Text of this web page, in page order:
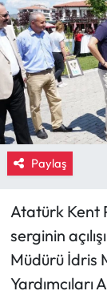
Paylaş
Atatürk Kent
serginin
Müdürü İdris
Eğitim
Ekonomi
Güncel
İskilip
Kimdir?
Kültür